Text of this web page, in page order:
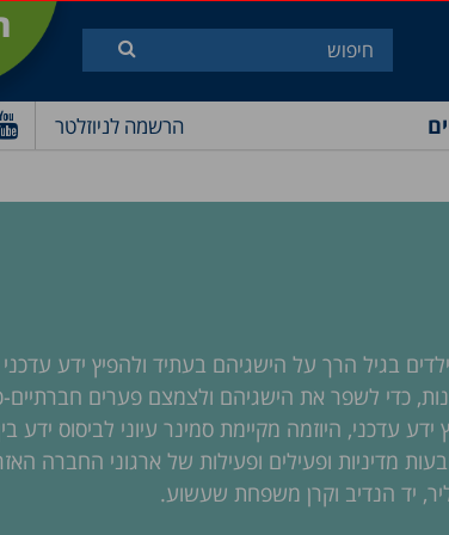
הרשמה לניוזלטר
בגיל הרך על הישגיהם בעתיד ולהפיץ ידע
כדי לשפר את הישגיהם ולצמצם פערים חברתיים-
עדכני, היוזמה מקיימת סמינר עיוני לביסוס ידע
מדיניות ופעילים ופעילות של ארגוני החברה
יד הנדיב וקרן משפחת שעשוע.